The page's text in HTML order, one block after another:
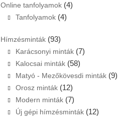
Online tanfolyamok (4)
Tanfolyamok (4)
Hímzésminták (93)
Karácsonyi minták (7)
Kalocsai minták (58)
Matyó - Mezőkövesdi minták (9)
Orosz minták (12)
Modern minták (7)
Új gépi hímzésminták (12)